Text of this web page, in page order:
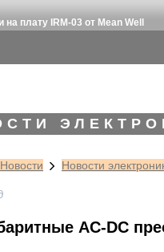
плату IRM-03 от Mean Well
Новости Новости
AC-DC